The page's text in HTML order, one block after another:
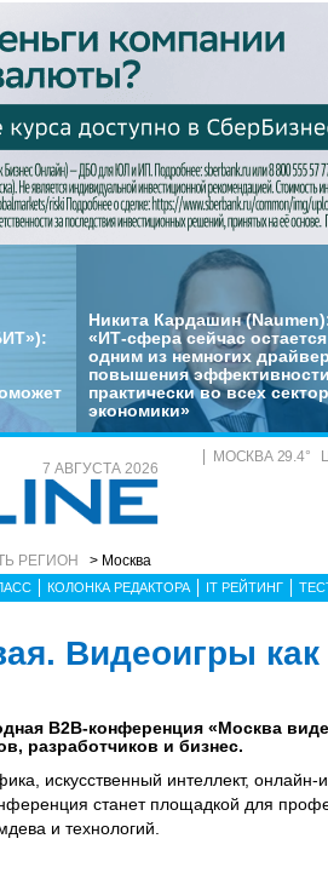
Никита Кардашин
«ИТ-сфера сейчас остается
одним из немногих
повышения эффективности
практически во всех
экономики»
7 АВГУСТА 2026
РЕГИОН > Москва
МОСКВА 29.4°
КОЛОНКА РЕДАКТОРА IT РЕЙТИНГ
Видеоигры как
B2B-конференция «Москва
разработчиков и бизнес.
искусственный интеллект,
станет площадкой для
и технологий.